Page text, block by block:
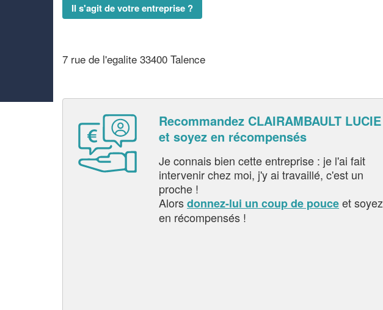
Il s'agit de votre entreprise ?
7 rue de l'egalite 33400 Talence
Recommandez CLAIRAMBAULT LUCIE
et soyez en récompensés
Je connais bien cette entreprise : je l'ai fait
intervenir chez moi, j'y ai travaillé, c'est un
proche !
Alorsdonnez-lui un coup de pouceet soyez
en récompensés !